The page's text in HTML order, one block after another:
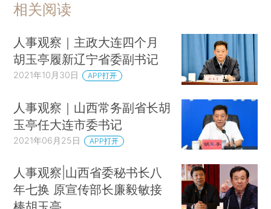
相关阅读
人事观察｜主政大连四个月
胡玉亭履新辽宁省委副书记
2021年10月30日 APP打开
人事观察｜山西常务副省长胡
玉亭任大连市委书记
2021年06月25日 APP打开
人事观察|山西省委秘书长八
年七换 原宣传部长廉毅敏接